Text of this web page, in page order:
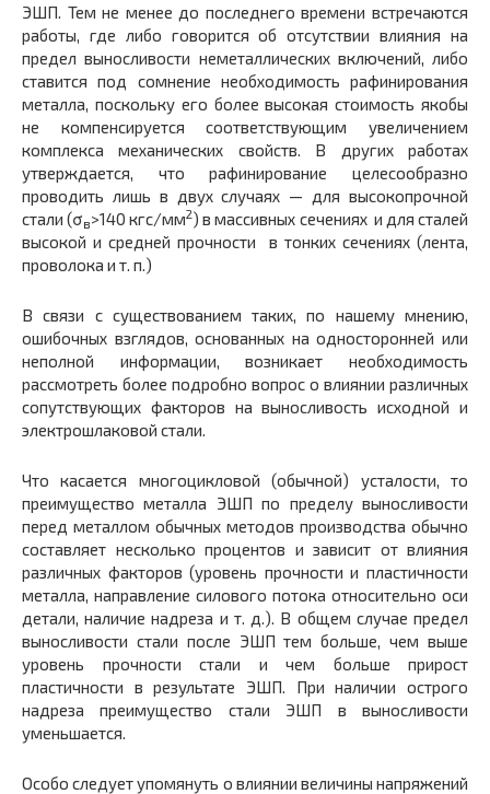
ЭШП. Тем не менее до последнего времени встречаются
работы, где либо говорится об отсутствии влияния на
предел выносливости неметаллических включений, либо
ставится под сомнение необходимость рафинирования
металла, поскольку его более высокая стоимость якобы
не компенсируется соответствующим увеличением
комплекса механических свойств. В других работах
утверждается, что рафинирование целесообразно
проводить лишь в двух случаях — для высокопрочной
стали (σв>140 кгс/мм2) в массивных сечениях и для сталей
высокой и средней прочности в тонких сечениях (лента,
проволока и т. п.)
В связи с существованием таких, по нашему мнению,
ошибочных взглядов, основанных на односторонней или
неполной информации, возникает необходимость
рассмотреть более подробно вопрос о влиянии различных
сопутствующих факторов на выносливость исходной и
электрошлаковой стали.
Что касается многоцикловой (обычной) усталости, то
преимущество металла ЭШП по пределу выносливости
перед металлом обычных методов производства обычно
составляет несколько процентов и зависит от влияния
различных факторов (уровень прочности и пластичности
металла, направление силового потока относительно оси
детали, наличие надреза и т. д.). В общем случае предел
выносливости стали после ЭШП тем больше, чем выше
уровень прочности стали и чем больше прирост
пластичности в результате ЭШП. При наличии острого
надреза преимущество стали ЭШП в выносливости
уменьшается.
Особо следует упомянуть о влиянии величины напряжений